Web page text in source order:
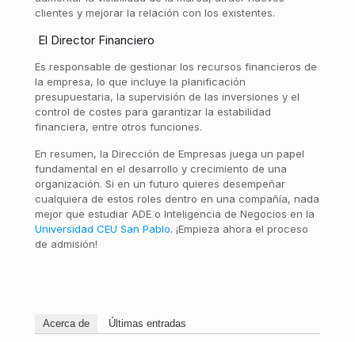
clientes y mejorar la relación con los existentes.
El Director Financiero
Es responsable de gestionar los recursos financieros de
la empresa, lo que incluye la planificación
presupuestaria, la supervisión de las inversiones y el
control de costes para garantizar la estabilidad
financiera, entre otros funciones.
En resumen, la Dirección de Empresas juega un papel
fundamental en el desarrollo y crecimiento de una
organización. Si en un futuro quieres desempeñar
cualquiera de estos roles dentro en una compañía, nada
mejor que estudiar ADE o Inteligencia de Negocios en la
Universidad CEU San Pablo. ¡Empieza ahora el proceso
de admisión!
Acerca de Últimas entradas